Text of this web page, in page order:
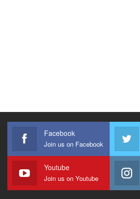
Facebook
Join us on Facebook
Youtube
Join us on Youtube